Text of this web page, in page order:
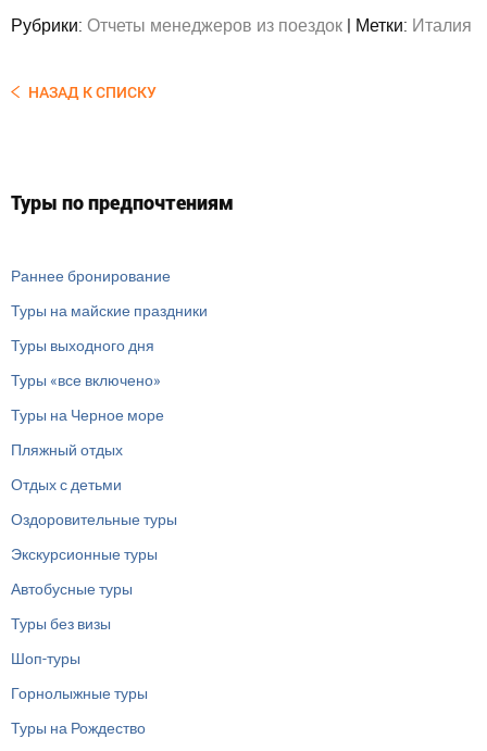
Рубрики: Отчеты менеджеров из поездок | Метки: Италия
НАЗАД К СПИСКУ
Туры по предпочтениям
Раннее бронирование
Туры на майские праздники
Туры выходного дня
Туры «все включено»
Туры на Черное море
Пляжный отдых
Отдых с детьми
Оздоровительные туры
Экскурсионные туры
Автобусные туры
Туры без визы
Шоп-туры
Горнолыжные туры
Туры на Рождество